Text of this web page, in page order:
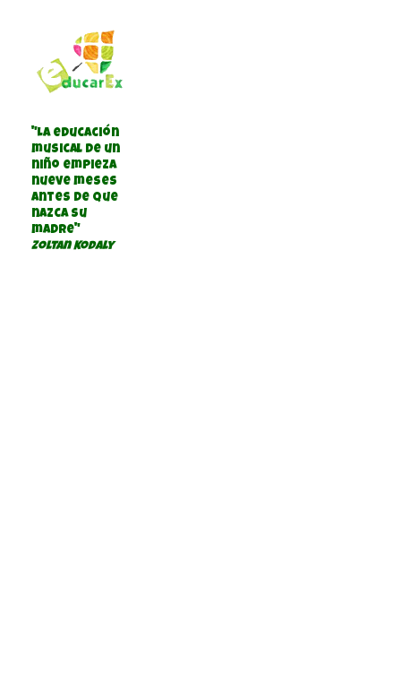
"La educación
musical de un
niño empieza
nueve meses
antes de que
nazca su
madre"
Zoltan Kodaly